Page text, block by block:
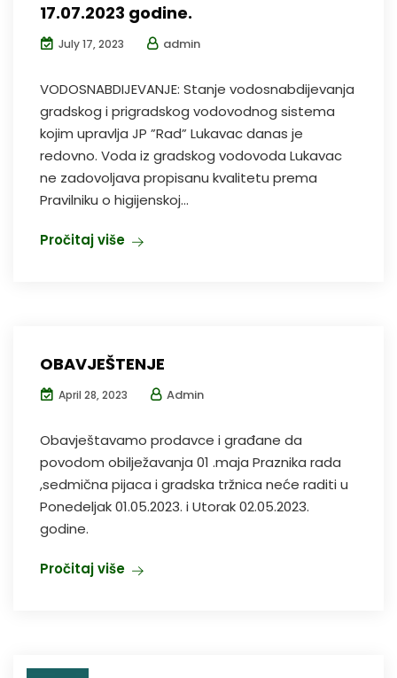
17.07.2023 godine.
July 17, 2023 admin
VODOSNABDIJEVANJE: Stanje vodosnabdijevanja
gradskog i prigradskog vodovodnog sistema
kojim upravlja JP ”Rad” Lukavac danas je
redovno. Voda iz gradskog vodovoda Lukavac
ne zadovoljava propisanu kvalitetu prema
Pravilniku o higijenskoj...
Pročitaj više
OBAVJEŠTENJE
April 28, 2023 Admin
Obavještavamo prodavce i građane da
povodom obilježavanja 01 .maja Praznika rada
,sedmična pijaca i gradska tržnica neće raditi u
Ponedeljak 01.05.2023. i Utorak 02.05.2023.
godine.
Pročitaj više